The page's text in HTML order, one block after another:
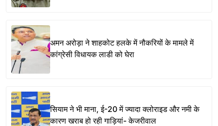
अमन अरोड़ा ने शाहकोट हलके में नौकरियों के मामले में
कांग्रेसी विधायक लाडी को घेरा
सियाम ने भी माना, ई-20 में ज्यादा क्लोराइड और नमी के
कारण खराब हो रही गाड़ियां- केजरीवाल